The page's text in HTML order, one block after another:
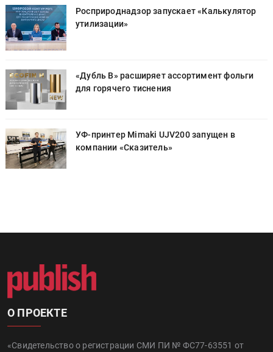
Росприроднадзор запускает «Калькулятор
утилизации»
«Дубль В» расширяет ассортимент фольги
для горячего тиснения
УФ-принтер Mimaki UJV200 запущен в
компании «Сказитель»
О ПРОЕКТЕ
«Свидетельство о регистрации СМИ ПИ № ФС77-63551 от